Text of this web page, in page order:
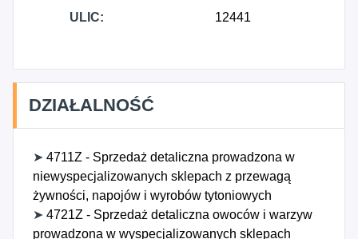
ULIC: 12441
DZIAŁALNOŚĆ
➤ 4711Z - Sprzedaż detaliczna prowadzona w
niewyspecjalizowanych sklepach z przewagą
żywności, napojów i wyrobów tytoniowych
➤ 4721Z - Sprzedaż detaliczna owoców i warzyw
prowadzona w wyspecjalizowanych sklepach